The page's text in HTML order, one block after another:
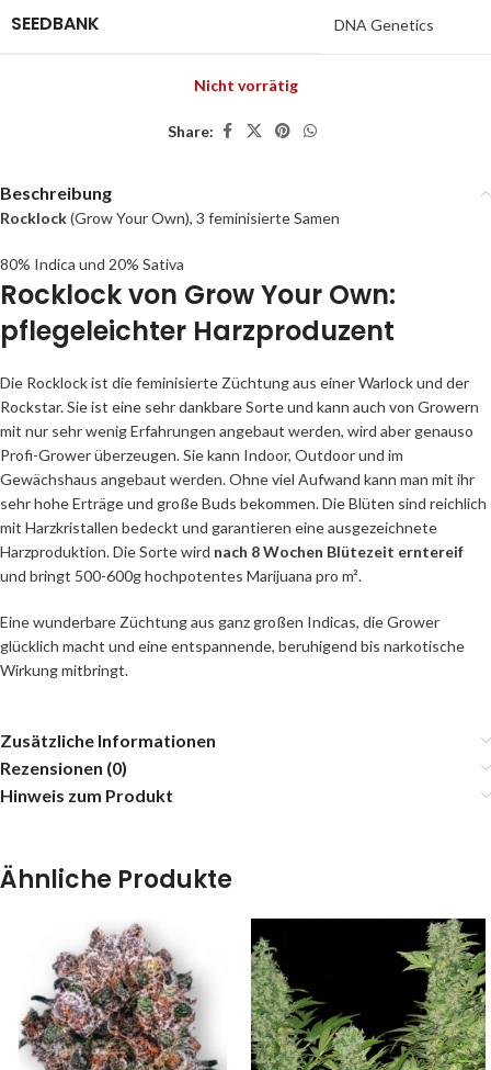
SEEDBANK DNA Genetics
Nicht vorrätig
Share:
Beschreibung
Rocklock(Grow Your Own), 3 feminisierte Samen
80% Indica und 20% Sativa
Rocklock von Grow Your Own:
pflegeleichter Harzproduzent
Die Rocklock ist die feminisierte Züchtung aus einer Warlock und der
Rockstar. Sie ist eine sehr dankbare Sorte und kann auch von Growern
mit nur sehr wenig Erfahrungen angebaut werden, wird aber genauso
Profi-Grower überzeugen. Sie kann Indoor, Outdoor und im
Gewächshaus angebaut werden. Ohne viel Aufwand kann man mit ihr
sehr hohe Erträge und große Buds bekommen. Die Blüten sind reichlich
mit Harzkristallen bedeckt und garantieren eine ausgezeichnete
Harzproduktion. Die Sorte wird nach 8 Wochen Blütezeit erntereif
und bringt 500-600g hochpotentes Marijuana pro m².
Eine wunderbare Züchtung aus ganz großen Indicas, die Grower
glücklich macht und eine entspannende, beruhigend bis narkotische
Wirkung mitbringt.
Zusätzliche Informationen
Rezensionen (0)
Hinweis zum Produkt
Ähnliche Produkte